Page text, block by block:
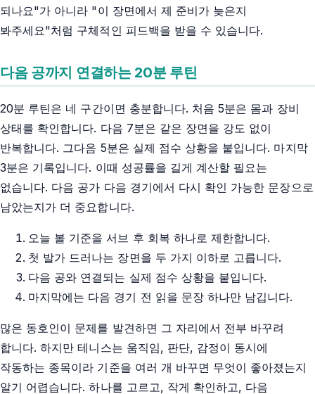
되나요"가 아니라 "이 장면에서 제 준비가 늦은지
봐주세요"처럼 구체적인 피드백을 받을 수 있습니다.
다음 공까지 연결하는 20분 루틴
20분 루틴은 네 구간이면 충분합니다. 처음 5분은 몸과 장비
상태를 확인합니다. 다음 7분은 같은 장면을 강도 없이
반복합니다. 그다음 5분은 실제 점수 상황을 붙입니다. 마지막
3분은 기록입니다. 이때 성공률을 길게 계산할 필요는
없습니다. 다음 공가 다음 경기에서 다시 확인 가능한 문장으로
남았는지가 더 중요합니다.
오늘 볼 기준을 서브 후 회복 하나로 제한합니다.
첫 발가 드러나는 장면을 두 가지 이하로 고릅니다.
다음 공와 연결되는 실제 점수 상황을 붙입니다.
마지막에는 다음 경기 전 읽을 문장 하나만 남깁니다.
많은 동호인이 문제를 발견하면 그 자리에서 전부 바꾸려
합니다. 하지만 테니스는 움직임, 판단, 감정이 동시에
작동하는 종목이라 기준을 여러 개 바꾸면 무엇이 좋아졌는지
알기 어렵습니다. 하나를 고르고, 작게 확인하고, 다음